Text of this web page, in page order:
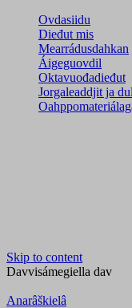
Ovdasiidu
Dieđut mis
Mearrádusdahkan
Áigeguovdil
Oktavuođadieđut
Jorgaleaddjit ja
Skip to content
Davvisámegiella dav
Anarâškielâ